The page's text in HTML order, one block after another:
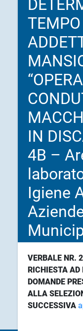
IN
4B –
Igiene
VERBALE NR.
RICHIESTA AD
DOMANDE
ALLA
SUCCESSIVA